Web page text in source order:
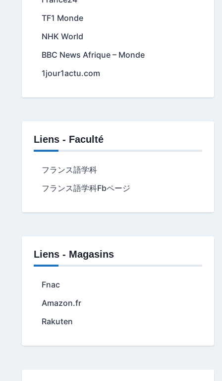
TF1 Monde
NHK World
BBC News Afrique – Monde
1jour1actu.com
Liens - Faculté
フランス語学科
フランス語学科Fbページ
Liens - Magasins
Fnac
Amazon.fr
Rakuten